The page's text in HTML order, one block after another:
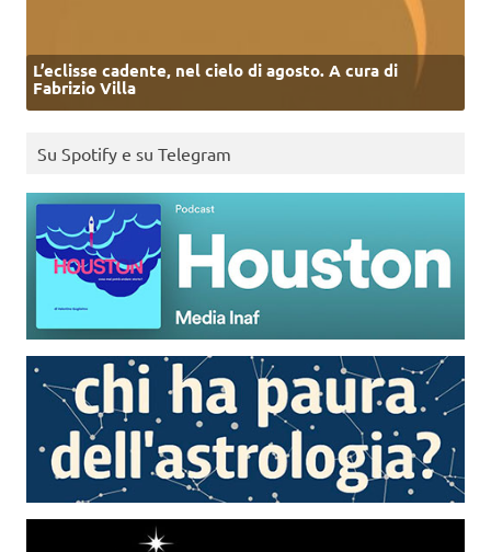
L’eclisse cadente, nel cielo di agosto. A cura di
Fabrizio Villa
Su Spotify e su Telegram